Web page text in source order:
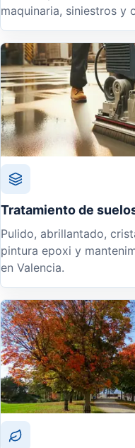
maquinaria, siniestros y
Tratamiento de
Pulido, abrillantado,
pintura epoxi y
en Valencia.